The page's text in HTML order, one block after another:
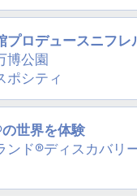
プロデュースニフレ
博公園
ポシティ
世界を体験
ンド®ディスカバリ